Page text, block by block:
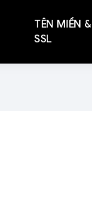
TÊN MIỀN &
SSL